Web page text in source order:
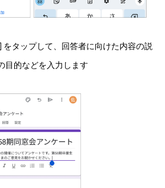
] をタップして、回答者に向けた内容の説
目的などを入力します